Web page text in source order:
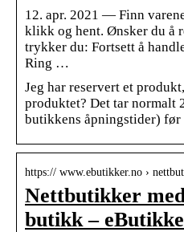
12. apr. 2021 — Finn
klikk og hent. Ønsker du å
trykker du: Fortsett å
Ring …
Jeg har reservert et
produktet? Det tar normalt
butikkens åpningstider)
https:// www.ebutikker.no ›
Nettbutikker
butikk –